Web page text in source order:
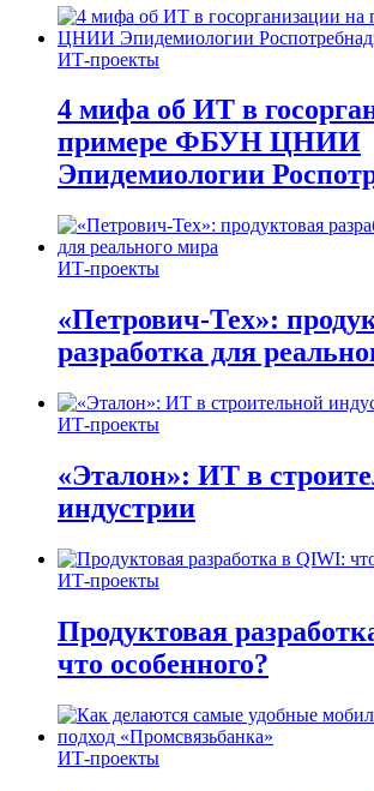
ИТ-проекты
4 мифа об ИТ в
примере ФБУН ЦНИИ
Эпидемиологии
ИТ-проекты
«Петрович-Тех»:
разработка для
ИТ-проекты
«Эталон»: ИТ в
индустрии
ИТ-проекты
Продуктовая
что особенного?
ИТ-проекты